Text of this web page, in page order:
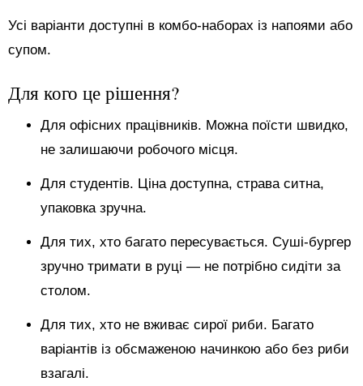
Усі варіанти доступні в комбо-наборах із напоями або
супом.
Для кого це рішення?
Для офісних працівників. Можна поїсти швидко,
не залишаючи робочого місця.
Для студентів. Ціна доступна, страва ситна,
упаковка зручна.
Для тих, хто багато пересувається. Суші-бургер
зручно тримати в руці — не потрібно сидіти за
столом.
Для тих, хто не вживає сирої риби. Багато
варіантів із обсмаженою начинкою або без риби
взагалі.